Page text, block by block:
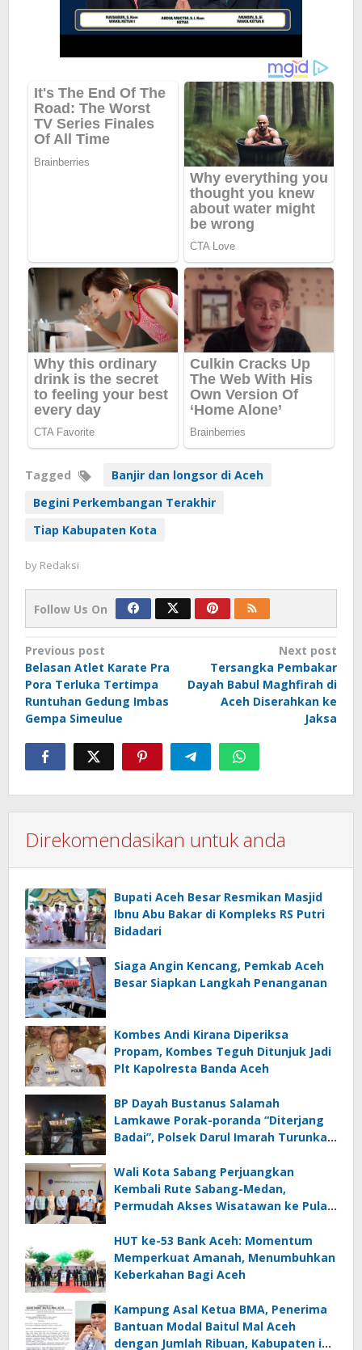
Tagged
Banjir dan longsor di Aceh
Begini Perkembangan Terakhir
Tiap Kabupaten Kota
by Redaksi
Follow Us On
Post
navigation
Previous post
Belasan Atlet Karate Pra
Pora Terluka Tertimpa
Runtuhan Gedung Imbas
Gempa Simeulue
Next post
Tersangka Pembakar
Dayah Babul Maghfirah di
Aceh Diserahkan ke
Jaksa
Direkomendasikan untuk anda
Bupati Aceh Besar Resmikan Masjid
Ibnu Abu Bakar di Kompleks RS Putri
Bidadari
Siaga Angin Kencang, Pemkab Aceh
Besar Siapkan Langkah Penanganan
Kombes Andi Kirana Diperiksa
Propam, Kombes Teguh Ditunjuk Jadi
Plt Kapolresta Banda Aceh
BP Dayah Bustanus Salamah
Lamkawe Porak-poranda “Diterjang
Badai”, Polsek Darul Imarah Turunkan
Wali Kota Sabang Perjuangkan
Kembali Rute Sabang-Medan,
Permudah Akses Wisatawan ke Pulau
HUT ke-53 Bank Aceh: Momentum
Memperkuat Amanah, Menumbuhkan
Keberkahan Bagi Aceh
Kampung Asal Ketua BMA, Penerima
Bantuan Modal Baitul Mal Aceh
dengan Jumlah Ribuan, Kabupaten ini